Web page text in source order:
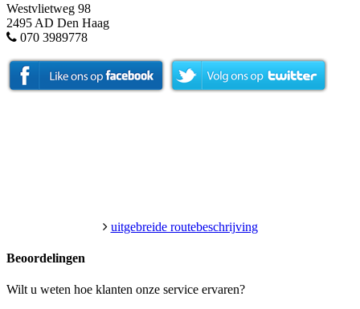
Westvlietweg 98
2495 AD Den Haag
070 3989778
uitgebreide routebeschrijving
Beoordelingen
Wilt u weten hoe klanten onze service ervaren?